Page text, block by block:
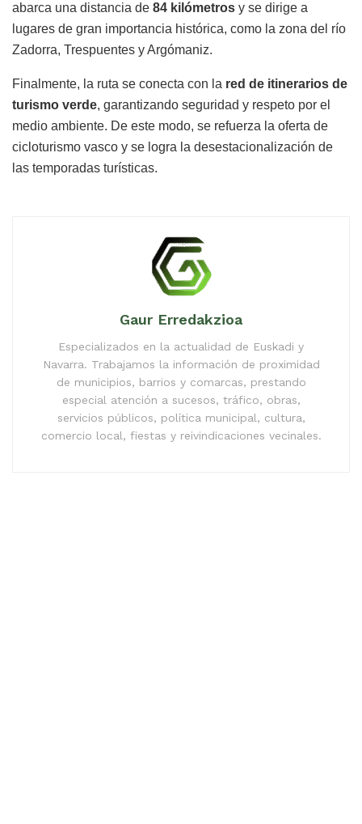
abarca una distancia de 84 kilómetros y se dirige a
lugares de gran importancia histórica, como la zona del río
Zadorra, Trespuentes y Argómaniz.
Finalmente, la ruta se conecta con la red de itinerarios de
turismo verde, garantizando seguridad y respeto por el
medio ambiente. De este modo, se refuerza la oferta de
cicloturismo vasco y se logra la desestacionalización de
las temporadas turísticas.
Gaur Erredakzioa
Especializados en la actualidad de Euskadi y
Navarra. Trabajamos la información de proximidad
de municipios, barrios y comarcas, prestando
especial atención a sucesos, tráfico, obras,
servicios públicos, política municipal, cultura,
comercio local, fiestas y reivindicaciones vecinales.